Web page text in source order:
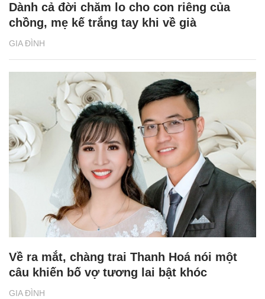
GIA ĐÌNH
Dành cả đời chăm lo cho con riêng của
chồng, mẹ kế trắng tay khi về già
GIA ĐÌNH
Về ra mắt, chàng trai Thanh Hoá nói một
câu khiến bố vợ tương lai bật khóc